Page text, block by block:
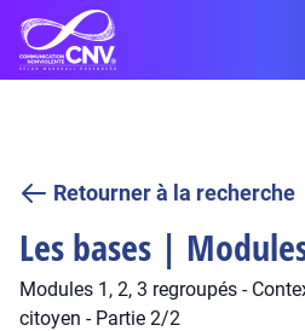
Retourner à la recherche
Les bases |
Modules 1, 2, 3 regroupés -
citoyen - Partie 2/2